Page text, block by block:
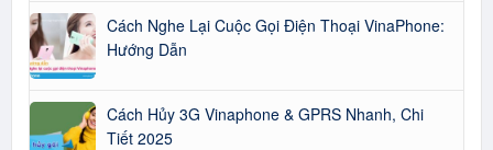
Cách Nghe Lại Cuộc Gọi Điện Thoại VinaPhone:
Hướng Dẫn
Cách Hủy 3G Vinaphone & GPRS Nhanh, Chi
Tiết 2025